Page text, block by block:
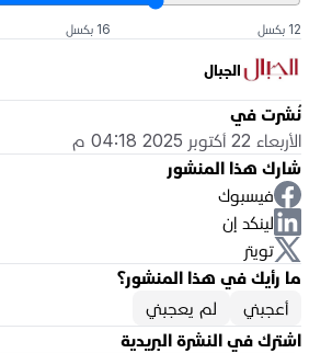
12 بكسل 16 بكسل
الجبال
نُشرت في
الأربعاء 22 أكتوبر 2025 04:18 م
شارك هذا المنشور
فيسبوك
لينكد إن
تويتر
ما رأيك في هذا المنشور؟
أعجبني
لم يعجبني
اشترك في النشرة البريدية